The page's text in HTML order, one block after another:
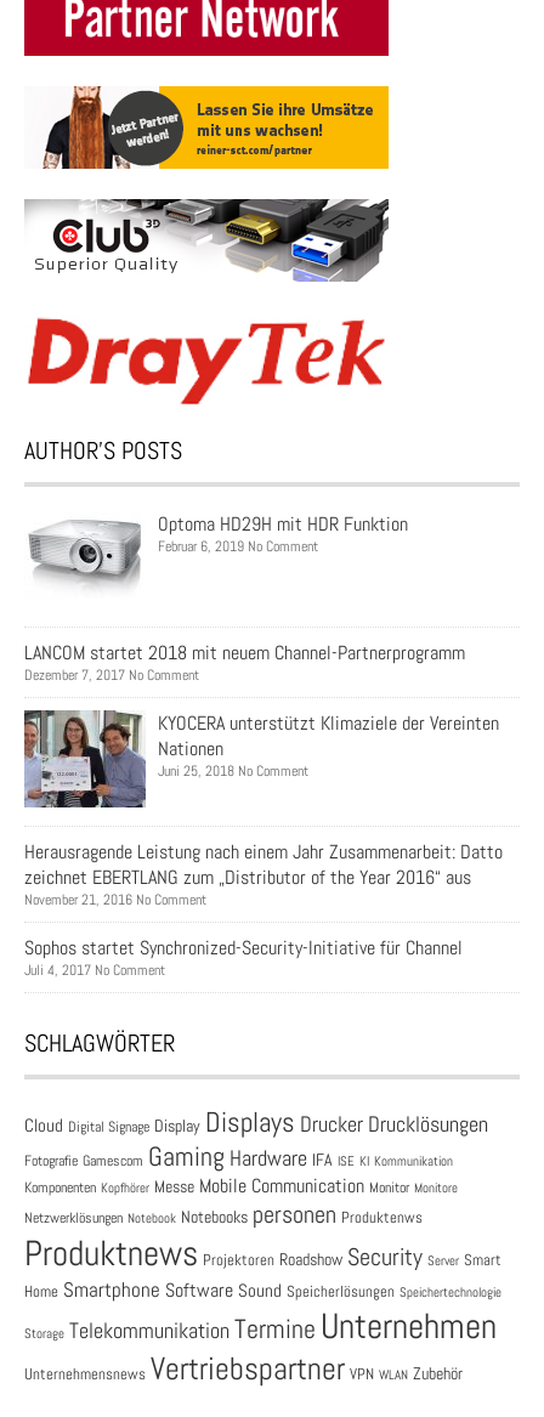
AUTHOR’S POSTS
Optoma HD29H mit HDR Funktion
Februar 6, 2019 No Comment
LANCOM startet 2018 mit neuem Channel-Partnerprogramm
Dezember 7, 2017 No Comment
KYOCERA unterstützt Klimaziele der Vereinten
Nationen
Juni 25, 2018 No Comment
Herausragende Leistung nach einem Jahr Zusammenarbeit: Datto
zeichnet EBERTLANG zum „Distributor of the Year 2016“ aus
November 21, 2016 No Comment
Sophos startet Synchronized-Security-Initiative für Channel
Juli 4, 2017 No Comment
SCHLAGWÖRTER
Cloud Digital Signage Display Displays Drucker Drucklösungen
Fotografie Gamescom Gaming Hardware IFA ISE KI Kommunikation
Komponenten Kopfhörer Messe Mobile Communication Monitor Monitore
Netzwerklösungen Notebook Notebooks personen Produktenws
Produktnews Projektoren Roadshow Security Server Smart
Home Smartphone Software Sound Speicherlösungen Speichertechnologie
Storage Telekommunikation Termine Unternehmen
Unternehmensnews Vertriebspartner VPN WLAN Zubehör